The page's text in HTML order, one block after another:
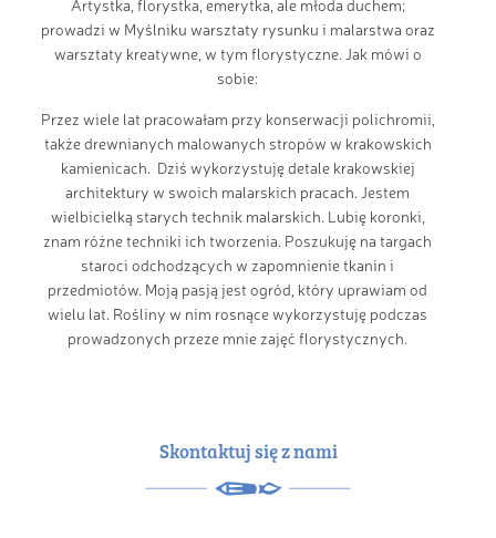
Artystka, florystka, emerytka, ale młoda duchem;
prowadzi w Myślniku warsztaty rysunku i malarstwa oraz
warsztaty kreatywne, w tym florystyczne. Jak mówi o
sobie:
Przez wiele lat pracowałam przy konserwacji polichromii,
także drewnianych malowanych stropów w krakowskich
kamienicach. Dziś wykorzystuję detale krakowskiej
architektury w swoich malarskich pracach. Jestem
wielbicielką starych technik malarskich. Lubię koronki,
znam różne techniki ich tworzenia. Poszukuję na targach
staroci odchodzących w zapomnienie tkanin i
przedmiotów. Moją pasją jest ogród, który uprawiam od
wielu lat. Rośliny w nim rosnące wykorzystuję podczas
prowadzonych przeze mnie zajęć florystycznych.
Skontaktuj się z nami